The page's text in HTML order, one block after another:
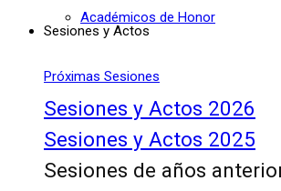
Académicos de Honor
Sesiones y Actos
Próximas Sesiones
Sesiones y Actos 2026
Sesiones y Actos 2025
Sesiones de años